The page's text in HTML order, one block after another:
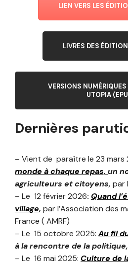
LIEN VERS LES
LIVRES DES
VERSIONS
UTOPIA
Dernières
– Vient de paraître le 23 mars
monde à chaque repas, un
agriculteurs et citoyens, par
– Le 12 février 2026: Quand
village, par l’Association des
France ( AMRF)
– Le 15 octobre 2025:Au fil
à la rencontre de la politique,
– Le 16 mai 2025: Culture de